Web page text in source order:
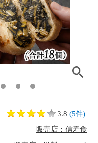
3.8 (5件)
販売店：信寿食